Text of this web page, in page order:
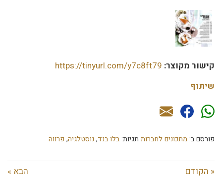
קישור מקוצר: https://tinyurl.com/y7c8ft79
שיתוף
פורסם ב: מתכונים לחברות תגיות:בלו בנד, נוסטלגיה, פרווה
« הקודם הבא »